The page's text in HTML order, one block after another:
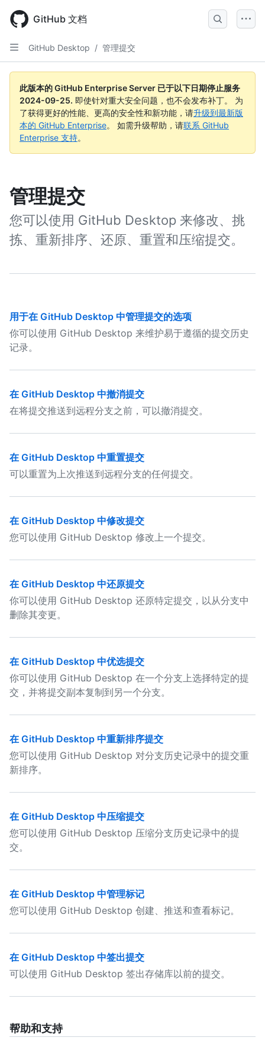
main
content
GitHub 文档
GitHub Desktop / 管理提交
此版本的 GitHub Enterprise Server 已于以下日期停止服务
2024-09-25. 即使针对重大安全问题，也不会发布补丁。 为
了获得更好的性能、更高的安全性和新功能，请升级到最新版
本的 GitHub Enterprise。 如需升级帮助，请联系 GitHub
Enterprise 支持。
管理提交
您可以使用 GitHub Desktop 来修改、挑
拣、重新排序、还原、重置和压缩提交。
用于在 GitHub Desktop 中管理提交的选项
你可以使用 GitHub Desktop 来维护易于遵循的提交历史
记录。
在 GitHub Desktop 中撤消提交
在将提交推送到远程分支之前，可以撤消提交。
在 GitHub Desktop 中重置提交
可以重置为上次推送到远程分支的任何提交。
在 GitHub Desktop 中修改提交
您可以使用 GitHub Desktop 修改上一个提交。
在 GitHub Desktop 中还原提交
你可以使用 GitHub Desktop 还原特定提交，以从分支中
删除其变更。
在 GitHub Desktop 中优选提交
你可以使用 GitHub Desktop 在一个分支上选择特定的提
交，并将提交副本复制到另一个分支。
在 GitHub Desktop 中重新排序提交
您可以使用 GitHub Desktop 对分支历史记录中的提交重
新排序。
在 GitHub Desktop 中压缩提交
您可以使用 GitHub Desktop 压缩分支历史记录中的提
交。
在 GitHub Desktop 中管理标记
您可以使用 GitHub Desktop 创建、推送和查看标记。
在 GitHub Desktop 中签出提交
可以使用 GitHub Desktop 签出存储库以前的提交。
帮助和支持